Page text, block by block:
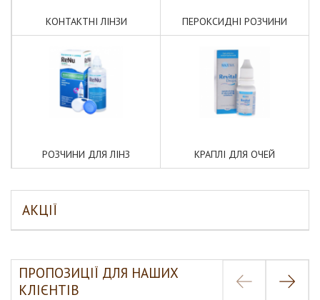
КОНТАКТНІ ЛІНЗИ
РОЗЧИНИ ДЛЯ ЛІНЗ
ПЕРОКСИДНІ РОЗЧИНИ
КРАПЛІ ДЛЯ ОЧЕЙ
АКЦІЇ
ПРОПОЗИЦІЇ ДЛЯ НАШИХ
КЛІЄНТІВ